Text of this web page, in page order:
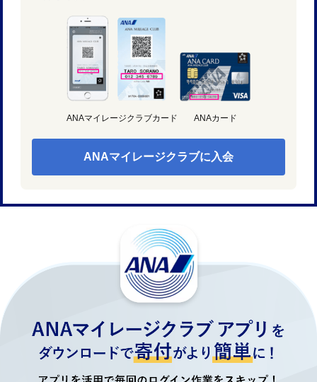
ANAマイレージクラブカード ANAカード
ANAマイレージクラブに入会